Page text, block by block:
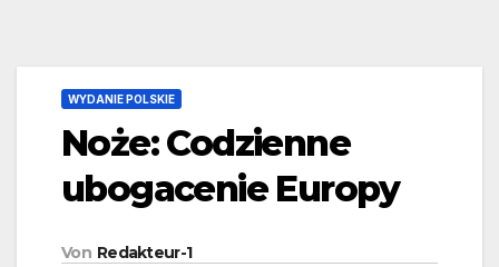
WYDANIE POLSKIE
Noże: Codzienne
ubogacenie Europy
Von Redakteur-1